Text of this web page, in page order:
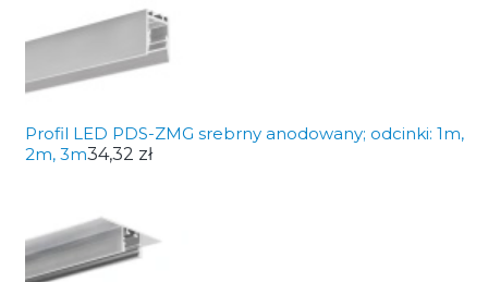
Profil LED PDS-ZMG srebrny anodowany; odcinki: 1m,
2m, 3m34,32 zł